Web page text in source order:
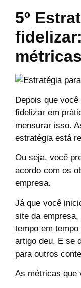
5º
métricas
Depois que
fidelizar em
mensurar isso.
estratégia está
Ou seja, você
acordo com os
empresa.
Já que você
site da
tempo em
artigo deu. E se
para outros
As métricas que